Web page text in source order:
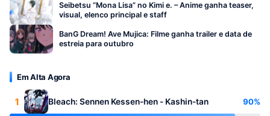
Seibetsu “Mona Lisa” no Kimi e. – Anime ganha teaser,
visual, elenco principal e staff
BanG Dream! Ave Mujica: Filme ganha trailer e data de
estreia para outubro
Em Alta Agora
1 Bleach: Sennen Kessen-hen - Kashin-tan 90%